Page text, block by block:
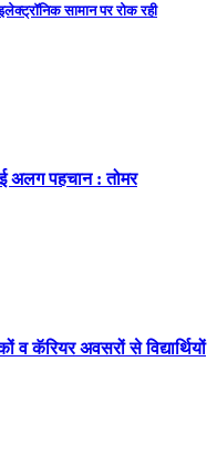
सामान पर रोक रही
अलग पहचान : तोमर
व कॅरियर अवसरों से विद्यार्थियों